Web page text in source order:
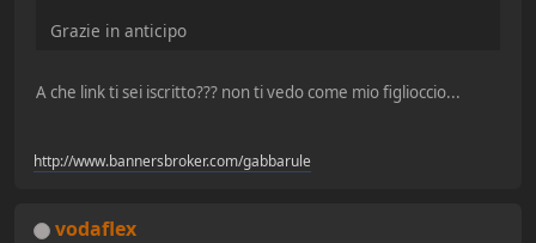
Grazie in anticipo
A che link ti sei iscritto??? non ti vedo come mio figlioccio...
http://www.bannersbroker.com/gabbarule
vodaflex